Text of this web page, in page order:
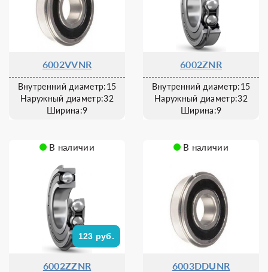
6002VVNR
Внутренний диаметр:15
Наружный диаметр:32
Ширина:9
6002ZNR
Внутренний диаметр:15
Наружный диаметр:32
Ширина:9
В наличии
123 руб.
6002ZZNR
В наличии
6003DDUNR